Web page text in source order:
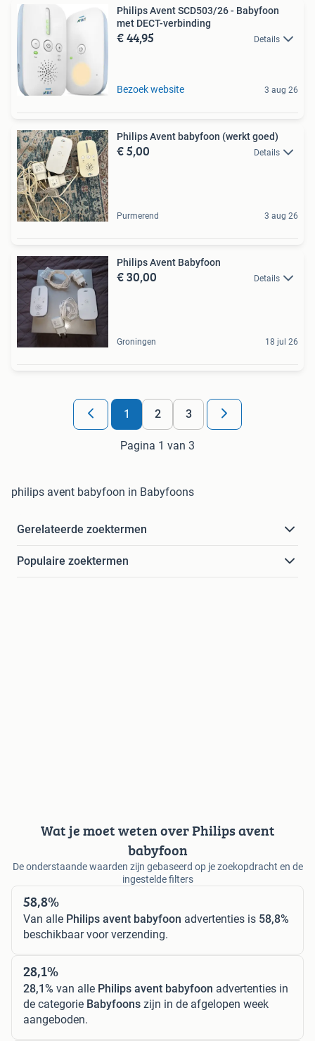
Philips Avent SCD503/26 - Babyfoon
met DECT-verbinding
€ 44,95 Details
Bezoek website 3 aug 26
Philips Avent babyfoon (werkt goed)
€ 5,00 Details
Purmerend 3 aug 26
Philips Avent Babyfoon
€ 30,00 Details
Groningen 18 jul 26
1 2 3
Pagina 1 van 3
philips avent babyfoon in Babyfoons
Gerelateerde zoektermen
Populaire zoektermen
Wat je moet weten over Philips avent
babyfoon
De onderstaande waarden zijn gebaseerd op je zoekopdracht en de
ingestelde filters
58,8%
Van alle Philips avent babyfoon advertenties is 58,8%
beschikbaar voor verzending.
28,1%
28,1% van alle Philips avent babyfoon advertenties in
de categorie Babyfoons zijn in de afgelopen week
aangeboden.